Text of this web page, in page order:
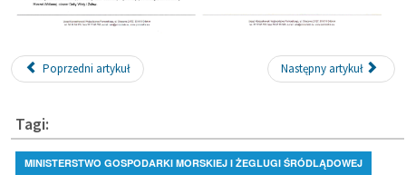
Poprzedni artykuł Następny artykuł
Tagi:
MINISTERSTWO GOSPODARKI MORSKIEJ I ŻEGLUGI ŚRÓDLĄDOWEJ